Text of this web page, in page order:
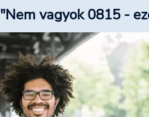
"Nem vagyok 0815 -